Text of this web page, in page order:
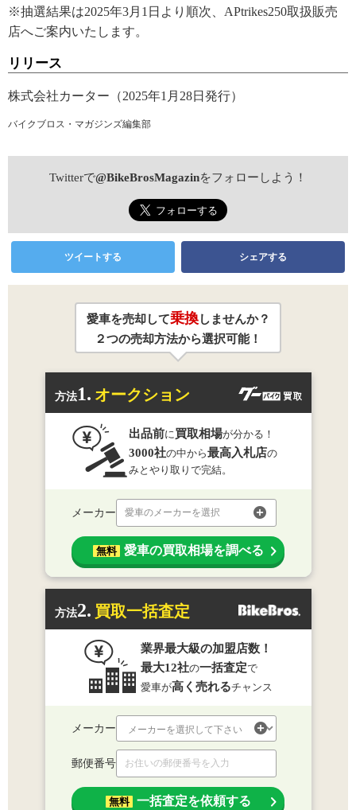
※抽選結果は2025年3月1日より順次、APtrikes250取扱販売
店へご案内いたします。
リリース
株式会社カーター（2025年1月28日発行）
バイクブロス・マガジンズ編集部
Twitterで@BikeBrosMagazinをフォローしよう！
ツイートする シェアする
愛車を売却して乗換しませんか？
２つの売却方法から選択可能！
方法1. オークション
出品前に買取相場が分かる！
3000社の中から最高入札店の
みとやり取りで完結。
メーカー 愛車のメーカーを選択
無料 愛車の買取相場を調べる
方法2. 買取一括査定
業界最大級の加盟店数！
最大12社の一括査定で
愛車が高く売れるチャンス
メーカー
郵便番号
無料 一括査定を依頼する